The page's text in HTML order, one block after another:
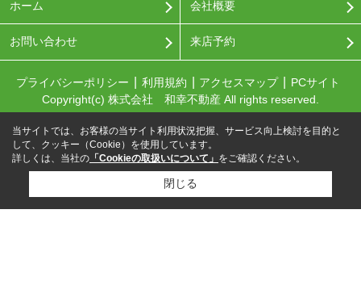
ホーム 会社概要
お問い合わせ 来店予約
プライバシーポリシー 利用規約 アクセスマップ
PCサイト
Copyright(c) 株式会社 和幸不動産 All rights reserved.
当サイトでは、お客様の当サイト利用状況把握、サービス向上検討を目的と
して、クッキー（Cookie）を使用しています。
詳しくは、当社の 「Cookieの取扱いについて」 をご確認ください。
閉じる